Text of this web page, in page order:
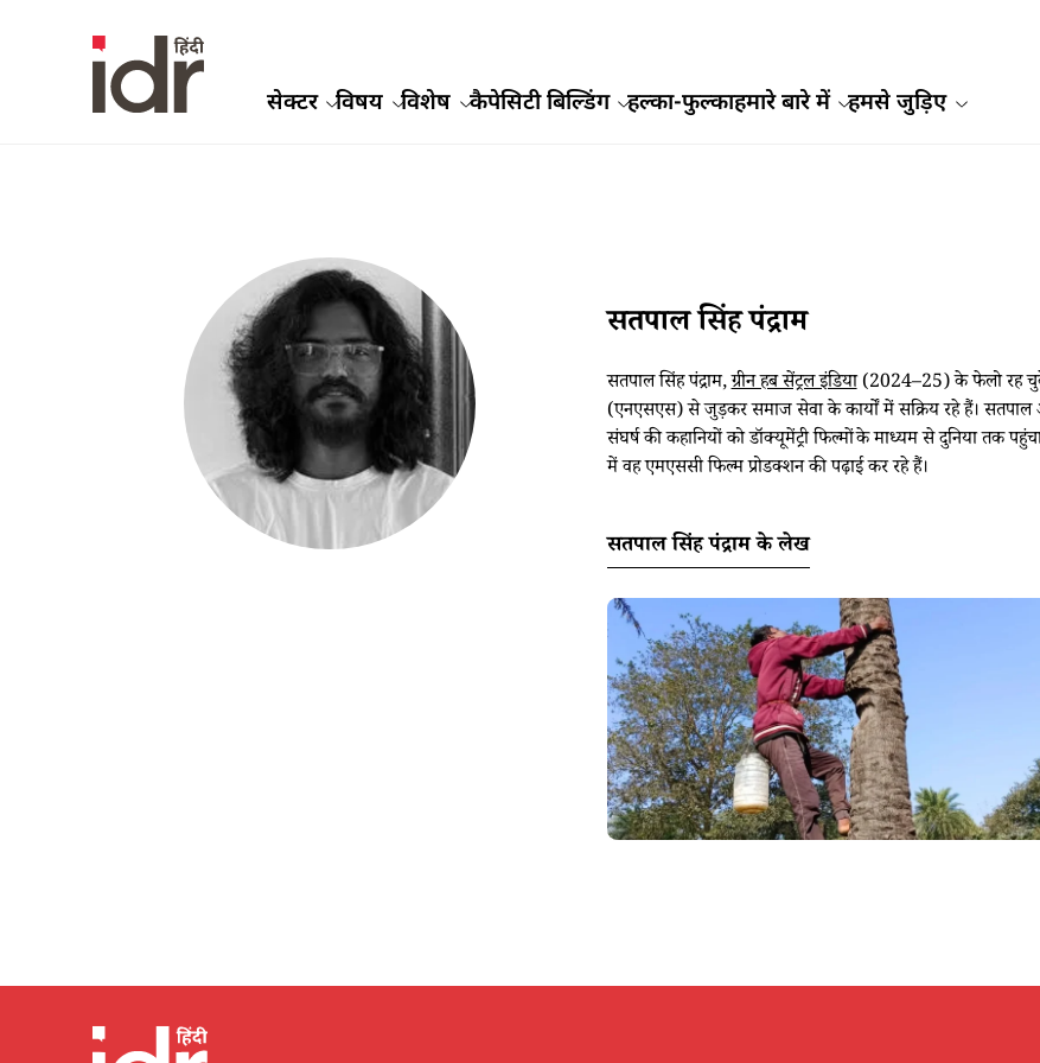
सेक्टर विषय विशेष कैपेसिटी बिल्डिंग हल्का-फुल्काहमारे बारे में हमसे जुड़िए
सतपाल सिंह पंद्राम
सतपाल सिंह पंद्राम,ग्रीन हब सेंट्रल इंडिया(2024–25) के फेलो रह चुके
(एनएसएस) से जुड़कर समाज सेवा के कार्यों में सक्रिय रहे हैं।
संघर्ष की कहानियों को डॉक्यूमेंट्री फिल्मों के माध्यम से दुनिया तक
में वह एमएससी फिल्म प्रोडक्शन की पढ़ाई कर रहे हैं।
सतपाल सिंह पंद्राम के लेख